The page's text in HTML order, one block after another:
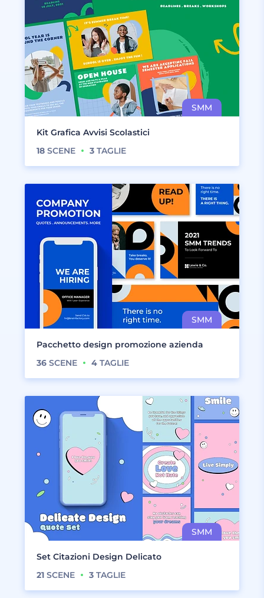
Kit Grafica Avvisi Scolastici
18 SCENE 3 TAGLIE
Pacchetto design promozione azienda
36 SCENE 4 TAGLIE
Set Citazioni Design Delicato
21 SCENE 3 TAGLIE